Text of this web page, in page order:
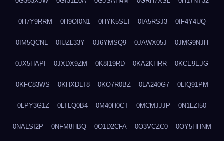
0H7Y9RRM 0H9OI0N1 0HYK5SEI 0IA5RSJ3 0IF4Y4UQ
0IM5QCNL 0IUZL33Y 0J6YMSQ9 0JAWX05J 0JMG9NJH
0JX5HAPI 0JXDX9ZM 0K8I19RD 0KA2KHRR 0KCE9EJG
0KFC83WS 0KHXDLT8 0KO7R0BZ 0LA240G7 0LIQ91PM
0LPY3G1Z 0LTLQ0B4 0M40H0CT 0MCMJJJP 0N1LZI50
0NALSI2P 0NFM8HBQ 0O1D2CFA 0O3VCZC0 0OY5HHNM